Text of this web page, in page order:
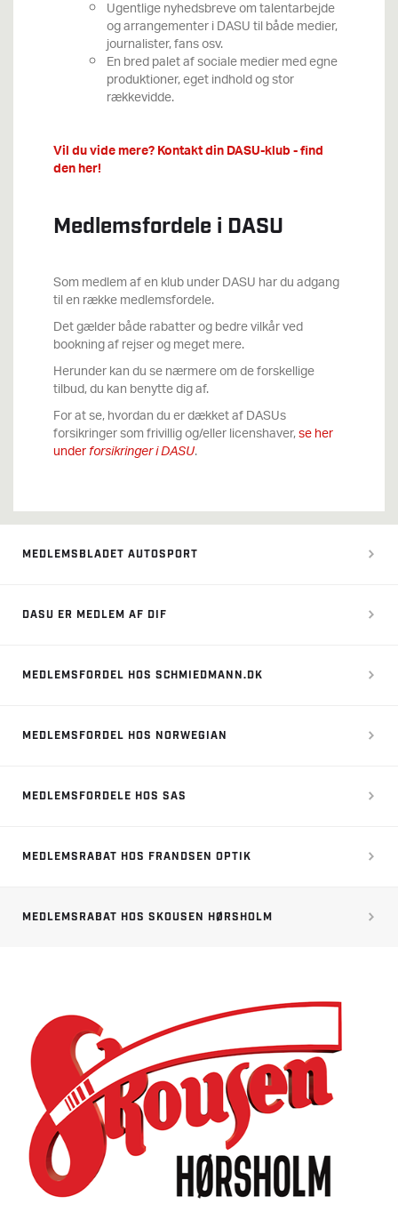
Ugentlige nyhedsbreve om talentarbejde
og arrangementer i DASU til både medier,
journalister, fans osv.
En bred palet af sociale medier med egne
produktioner, eget indhold og stor
rækkevidde.
Vil du vide mere? Kontakt din DASU-klub - find
den her!
Medlemsfordele i DASU
Som medlem af en klub under DASU har du adgang
til en række medlemsfordele.
Det gælder både rabatter og bedre vilkår ved
bookning af rejser og meget mere.
Herunder kan du se nærmere om de forskellige
tilbud, du kan benytte dig af.
For at se, hvordan du er dækket af DASUs
forsikringer som frivillig og/eller licenshaver,se her
underforsikringer i DASU.
MEDLEMSBLADET AUTOSPORT
DASU ER MEDLEM AF DIF
MEDLEMSFORDEL HOS SCHMIEDMANN.DK
MEDLEMSFORDEL HOS NORWEGIAN
MEDLEMSFORDELE HOS SAS
MEDLEMSRABAT HOS FRANDSEN OPTIK
MEDLEMSRABAT HOS SKOUSEN HØRSHOLM